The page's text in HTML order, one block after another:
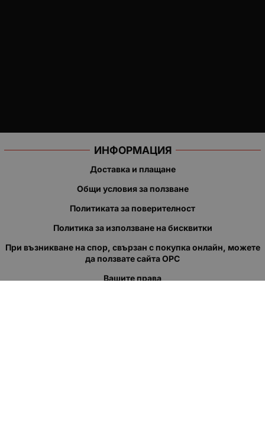
ИНФОРМАЦИЯ
Доставка и плащане
Общи условия за ползване
Политиката за поверителност
Политика за използване на бисквитки
При възникване на спор, свързан с покупка онлайн, можете
да ползвате сайта ОРС
Вашите права